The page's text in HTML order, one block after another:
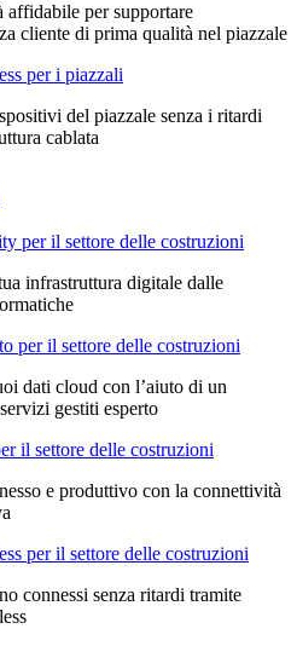
affidabile per supportare
cliente di prima qualità nel piazzale
per i piazzali
del piazzale senza i ritardi
cablata
per il settore delle costruzioni
infrastruttura digitale dalle
per il settore delle costruzioni
dati cloud con l’aiuto di un
gestiti esperto
il settore delle costruzioni
e produttivo con la connettività
per il settore delle costruzioni
connessi senza ritardi tramite